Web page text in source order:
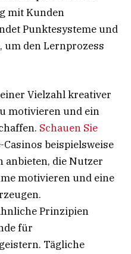
mit Kunden
Punktesysteme und
um den Lernprozess
Vielzahl kreativer
motivieren und ein
Schauen Sie
Casinos beispielsweise
anbieten, die Nutzer
motivieren und eine
Prinzipien
für
Tägliche